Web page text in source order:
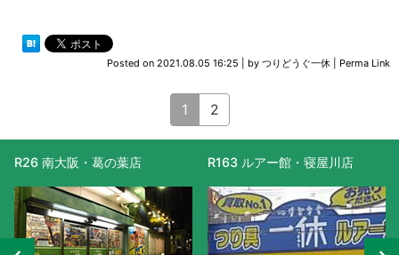
Posted on 2021.08.05 16:25 by つりどうぐ一休 Perma Link
1 2
R163 ルアー館・寝屋川店 R477 滋賀守山店